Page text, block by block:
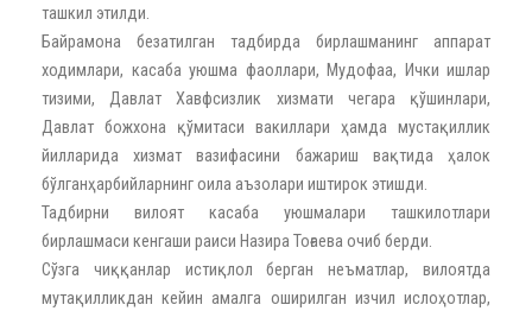
ташкил этилди.
Байрамона безатилган тадбирда бирлашманинг аппарат
ходимлари, касаба уюшма фаоллари, Мудофаа, Ички ишлар
тизими, Давлат Хавфсизлик хизмати чегара қўшинлари,
Давлат божхона қўмитаси вакиллари ҳамда мустақиллик
йилларида хизмат вазифасини бажариш вақтида ҳалок
бўлганҳарбийларнинг оила аъзолари иштирок этишди.
Тадбирни вилоят касаба уюшмалари ташкилотлари
бирлашмаси кенгаши раиси Назира Тоғаева очиб берди.
Сўзга чиққанлар истиқлол берган неъматлар, вилоятда
мутақилликдан кейин амалга оширилган изчил ислоҳотлар,